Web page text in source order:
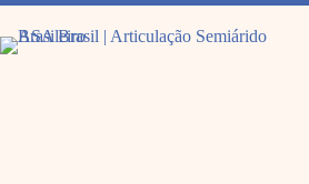
Pular
para
o